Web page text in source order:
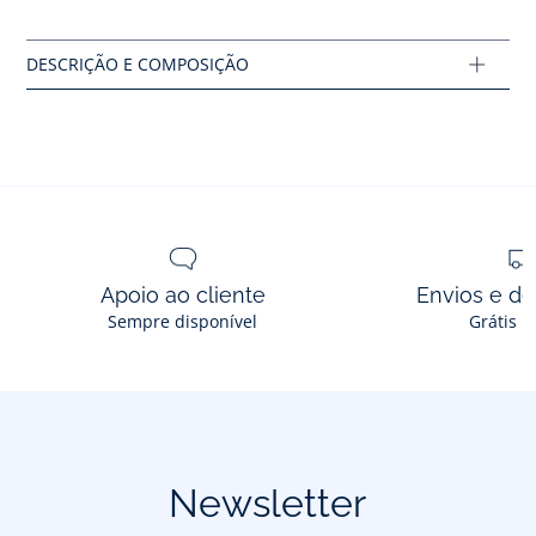
Main fabric: 100% couro
Lining: 100% couro
Apoio ao cliente
Sempre disponível
Envios e
Grátis
Newsletter